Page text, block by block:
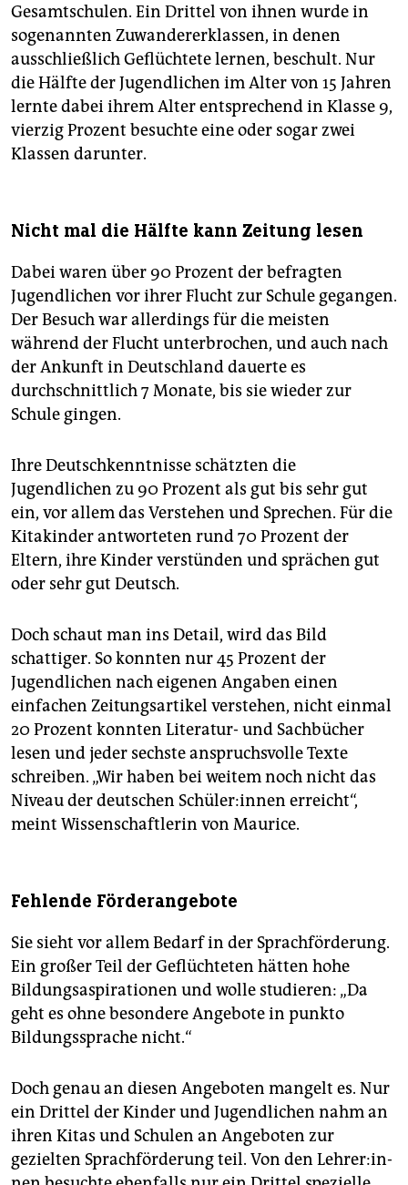
Gesamtschulen. Ein Drittel von ihnen wurde in
sogenannten Zuwandererklassen, in denen
ausschließlich Geflüchtete lernen, beschult. Nur
die Hälfte der Jugendlichen im Alter von 15 Jahren
lernte dabei ihrem Alter entsprechend in Klasse 9,
vierzig Prozent besuchte eine oder sogar zwei
Klassen darunter.
Nicht mal die Hälfte kann Zeitung lesen
Dabei waren über 90 Prozent der befragten
Jugendlichen vor ihrer Flucht zur Schule gegangen.
Der Besuch war allerdings für die meisten
während der Flucht unterbrochen, und auch nach
der Ankunft in Deutschland dauerte es
durchschnittlich 7 Monate, bis sie wieder zur
Schule gingen.
Ihre Deutschkenntnisse schätzten die
Jugendlichen zu 90 Prozent als gut bis sehr gut
ein, vor allem das Verstehen und Sprechen. Für die
Kitakinder antworteten rund 70 Prozent der
Eltern, ihre Kinder verstünden und sprächen gut
oder sehr gut Deutsch.
Doch schaut man ins Detail, wird das Bild
schattiger. So konnten nur 45 Prozent der
Jugendlichen nach eigenen Angaben einen
einfachen Zeitungsartikel verstehen, nicht einmal
20 Prozent konnten Literatur- und Sachbücher
lesen und jeder sechste anspruchsvolle Texte
schreiben. „Wir haben bei weitem noch nicht das
Niveau der deutschen Schü­le­r:in­nen erreicht“,
meint Wissenschaftlerin von Maurice.
Fehlende Förderangebote
Sie sieht vor allem Bedarf in der Sprachförderung.
Ein großer Teil der Geflüchteten hätten hohe
Bildungsaspirationen und wolle studieren: „Da
geht es ohne besondere Angebote in punkto
Bildungssprache nicht.“
Doch genau an diesen Angeboten mangelt es. Nur
ein Drittel der Kinder und Jugendlichen nahm an
ihren Kitas und Schulen an Angeboten zur
gezielten Sprachförderung teil. Von den Leh­re­r:in­